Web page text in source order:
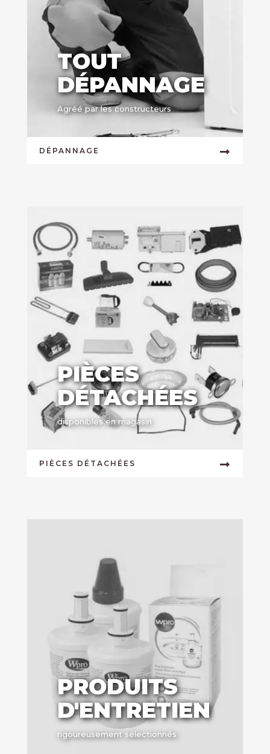
TOUT
DÉPANNAGE
Agréé par les constructeurs
DÉPANNAGE
PIÈCES
DÉTACHÉES
disponibles en magasin
PIÈCES DÉTACHÉES
PRODUITS
D'ENTRETIEN
rigoureusement sélectionnés